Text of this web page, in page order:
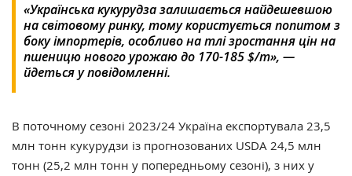
«Українська кукурудза залишається найдешевшою
на світовому ринку, тому користується попитом з
боку імпортерів, особливо на тлі зростання цін на
пшеницю нового урожаю до 170-185 $/т», —
йдеться у повідомленні.
В поточному сезоні 2023/24 Україна експортувала 23,5
млн тонн кукурудзи із прогнозованих USDA 24,5 млн
тонн (25,2 млн тонн у попередньому сезоні), з них у